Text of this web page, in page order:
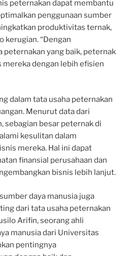
peternakan dapat membantu
penggunaan sumber
produktivitas ternak,
kerugian. “Dengan
peternakan yang baik, peternak
dengan lebih efisien
dalam tata usaha peternakan
Menurut data dari
sebagian besar peternak di
kesulitan dalam
mereka. Hal ini dapat
finansial perusahaan dan
bisnis lebih lanjut.
daya manusia juga
dari tata usaha peternakan
Arifin, seorang ahli
manusia dari Universitas
pentingnya